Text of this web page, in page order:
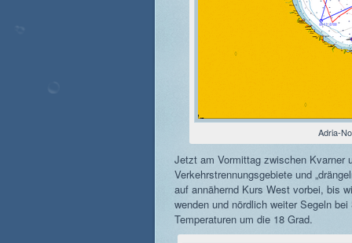
Adria-
Jetzt am Vormittag zwischen Kvarner
Verkehrstrennungsgebiete und
auf annähernd Kurs West vorbei, bis
wenden und nördlich weiter Segeln
Temperaturen um die 18 Grad.